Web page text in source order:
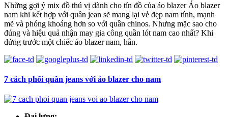
Những gợi ý mix đồ thú vị dành cho tín đồ của áo blazer Áo blazer
nam khi kết hợp với quần jean sẽ mang lại vẻ đẹp nam tính, mạnh
mẽ và phóng khoáng hơn so với quần chinos. Nhưng mặc sao cho
đúng và hiệu quả nhận may gia công quần lót nam cao nhất? Khi
đứng trước một chiếc áo blazer nam, hẳn.
7 cách phối quần jeans với áo blazer cho nam